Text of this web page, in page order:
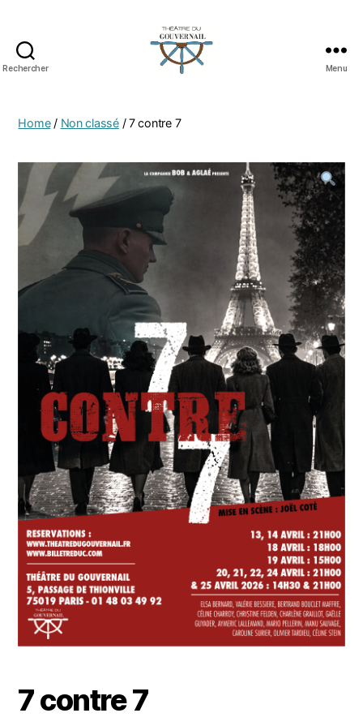
Rechercher Menu
Home/ Non classé/ 7 contre 7
7 contre 7